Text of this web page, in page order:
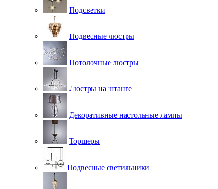
Подсветки
Подвесные люстры
Потолочные люстры
Люстры на штанге
Декоративные настольные лампы
Торшеры
Подвесные светильники